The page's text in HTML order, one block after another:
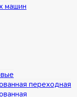
машин
переходная